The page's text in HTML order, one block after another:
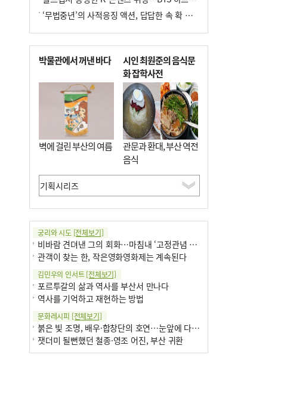
‘무법중년’의 사적응징 액션, 답답한 속 확 뚫어주네
박물관에서 꺼낸 바다
벽에 걸린 부산의 여름
시인 최원준의 음식문
화 잡학사전
관문과 환대, 부산 역전
음식
궁리와 시도 [전체보기]
비바람 견뎌낸 그의 회화…마침내 ‘고정관념 감옥’서 해방
관객이 찾는 한, 작은영화영화제는 계속된다
김민우의 인서트[전체보기]
포르투갈의 삶과 역사를 부산서 만나다
역사를 기억하고 재현하는 방법
문화레시피 [전체보기]
붉은 빛 조명, 배우·합창단의 호연…눈앞에 다가온 부산오페라하우스
잿더미 될뻔했던 철종·영조 어진, 부산 귀환